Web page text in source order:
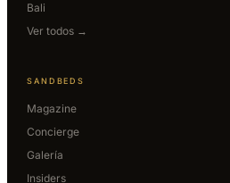
Bali
Ver todos →
SANDBEDS
Magazine
Concierge
Galería
Insiders